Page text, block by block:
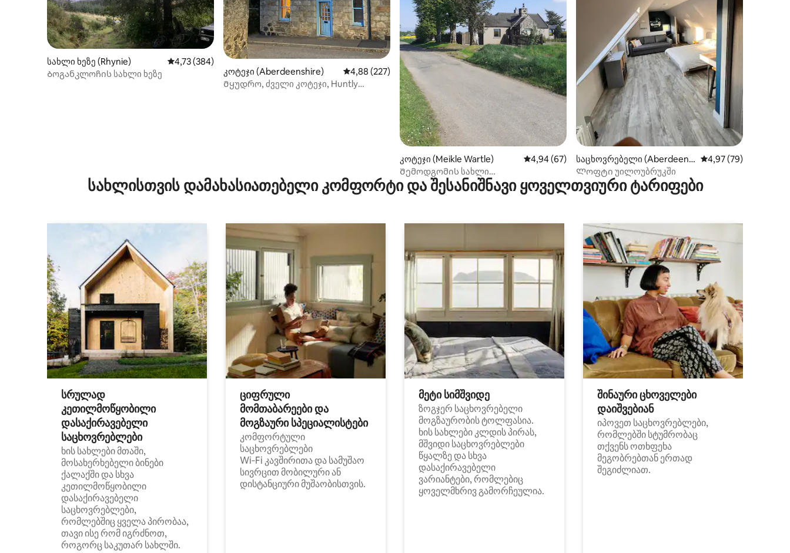
სახლი ხეზე (Rhynie) საშუალო შეფასებაა 5‑დან 4,73, 384 მიმოხილვა
4,73 (384)
Ბოგანკლოჩის სახლი ხეზე
კოტეჯი (Aberdeenshire) საშუალო შეფასებაა 5‑დან 4,88, 227 მიმოხილვა
4,88 (227)
Მყუდრო, ძველი კოტეჯი, Huntly
კოტეჯი (Meikle Wartle) საშუალო შეფასებაა 5‑დან 4,94, 67 მიმოხილვა
4,94 (67)
Შემოდგომის სახლი
(კოკმუირკროფტი)
საცხოვრებელი (Aberdeens
hire)
საშუალო შეფასებაა
4,97 (79)
Ლოფტი უილოუბრუკში
სახლისთვის დამახასიათებელი კომფორტი და შესანიშნავი ყოველთვიური ტარიფები
სრულად
კეთილმოწყობილი
დასაქირავებელი
საცხოვრებლები
ხის სახლები მთაში,
მოსახერხებელი ბინები
ქალაქში და სხვა
კეთილმოწყობილი
დასაქირავებელი
საცხოვრებლები,
რომლებშიც ყველა პირობაა,
თავი ისე რომ იგრძნოთ,
როგორც საკუთარ სახლში.
ციფრული
მომთაბარეები და
მოგზაური სპეციალისტები
კომფორტული
საცხოვრებლები
Wi‑Fi კავშირითა და სამუშაო
სივრცით მობილური ან
დისტანციური მუშაობისთვის.
მეტი სიმშვიდე
ზოგჯერ საცხოვრებელი
მოგზაურობის ტოლფასია.
ხის სახლები კლდის პირას,
მშვიდი საცხოვრებლები
წყალზე და სხვა
დასაქირავებელი
ვარიანტები, რომლებიც
ყოველმხრივ გამორჩეულია.
შინაური ცხოველები
დაიშვებიან
იპოვეთ საცხოვრებლები,
რომლებში სტუმრობაც
თქვენს ოთხფეხა
მეგობრებთან ერთად
შეგიძლიათ.